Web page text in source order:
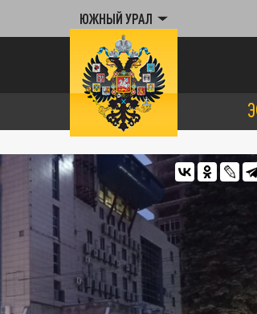
ЮЖНЫЙ УРАЛ